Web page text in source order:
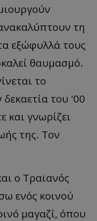
λύπτουν τη
α εξώφυλλά τους
αλεί θαυμασμό.
αι το
δεκαετία του '00
και γνωρίζει
της. Τον
ο Τραϊανός
ενός κοινού
μαγαζί, όπου